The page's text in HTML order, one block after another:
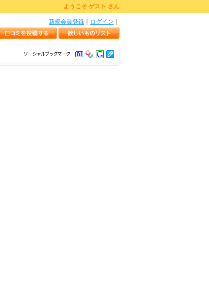
ようこそ ゲスト さん
ログイン
新規会員登録